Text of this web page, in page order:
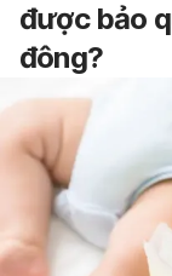
được bảo
đông?